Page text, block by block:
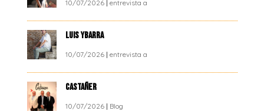
10/07/2026| entrevista a
LUIS YBARRA
10/07/2026| entrevista a
CASTAÑER
10/07/2026| Blog